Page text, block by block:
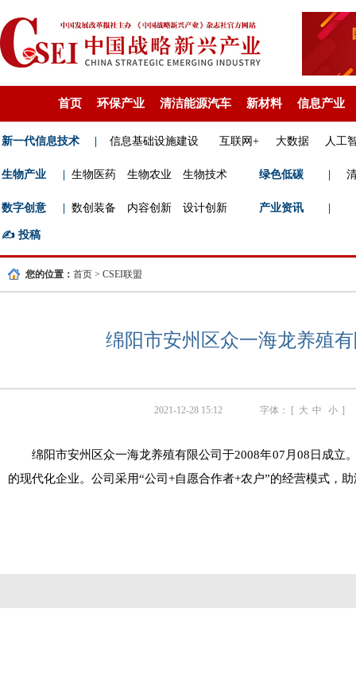
首页 环保产业 清洁能源汽车 新材料 信息产业
新一代信息技术 信息基础设施建设 互联网+ 大数据 人工
生物产业 生物医药 生物农业 生物技术 绿色低碳
数字创意 数创装备 内容创新 设计创新 产业资讯
✍️ 投稿
您的位置： 首页 > CSEI联盟
绵阳市安州区众一海龙养殖
2021-12-28 15:12 字体： [ 大 中 小 ]
绵阳市安州区众一海龙养殖有限公司于2008年07 月 08 日成立
的现代化企业。公司采用“公司 +自愿合作者+农户”的经营模式，